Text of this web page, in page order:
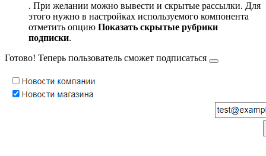
. При желании можно вывести и скрытые рассылки. Для
этого нужно в настройках используемого компонента
отметить опцию Показать скрытые рубрики
подписки.
Готово! Теперь пользователь сможет подписаться